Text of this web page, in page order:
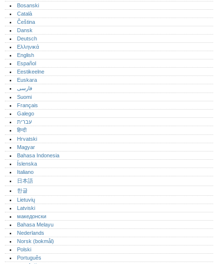
Bosanski
Català
Čeština
Dansk
Deutsch
Ελληνικά
English
Español
Eestikeelne
Euskara
فارسی
Suomi
Français
Galego
עברית
हिन्दी
Hrvatski
Magyar
Bahasa Indonesia
Íslenska
Italiano
日本語
한글
Lietuvių
Latviski
македонски
Bahasa Melayu
Nederlands
Norsk (bokmål)‎
Polski
Português‎